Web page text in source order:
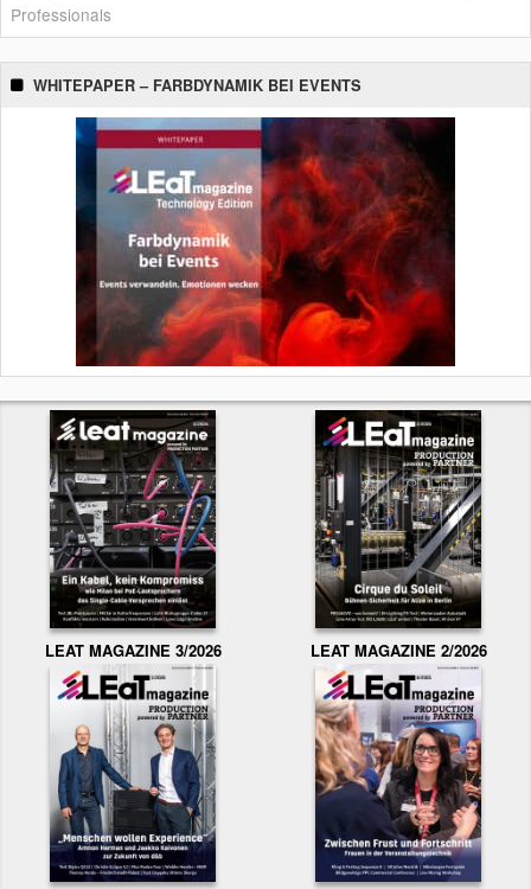
Professionals
WHITEPAPER – FARBDYNAMIK BEI EVENTS
LEAT MAGAZINE 3/2026 LEAT MAGAZINE 2/2026